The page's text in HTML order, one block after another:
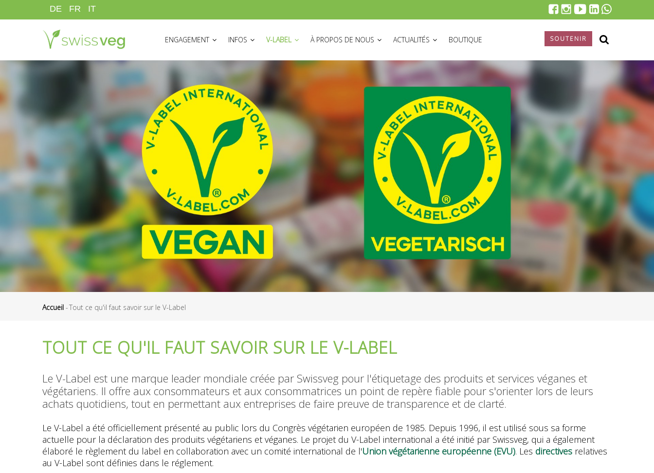
au
DE FR IT
ENGAGEMENT
INFOS V-LABEL À PROPOS DE NOUS ACTUALITÉS BOUTIQUE SOUTENIR
d'Ariane
Accueil -Tout ce qu'il faut savoir sur le V-Label
TOUT CE QU'IL FAUT SAVOIR SUR LE V-LABEL
Le V-Label est une marque leader mondiale créée par Swissveg pour l'étiquetage des produits et services véganes et
végétariens. Il offre aux consommateurs et aux consommatrices un point de repère fiable pour s'orienter lors de leurs
achats quotidiens, tout en permettant aux entreprises de faire preuve de transparence et de clarté.
Le V-Label a été officiellement présenté au public lors du Congrès végétarien européen de 1985. Depuis 1996, il est utilisé sous sa forme
actuelle pour la déclaration des produits végétariens et véganes. Le projet du V-Label international a été initié par Swissveg, qui a également
élaboré le règlement du label en collaboration avec un comité international de l'Union végétarienne européenne (EVU). Les directives relatives
au V-Label sont définies dans le réglement.